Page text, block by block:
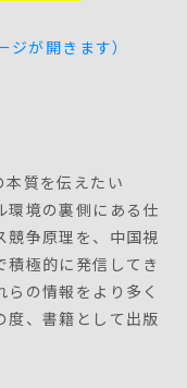
が開きます）
質を伝えたい
環境の裏側にある仕
競争原理を、中国視
極的に発信してき
の情報をより多く
度、書籍として出版